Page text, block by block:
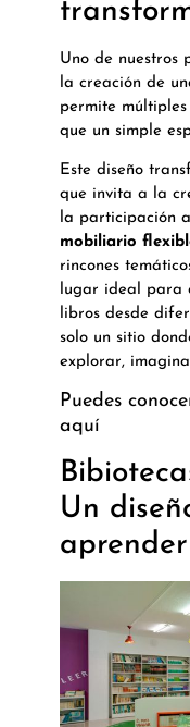
Uno de nuestros
la creación de
permite múltiples
que un simple
Este diseño
que invita a la
la participación
mobiliario
rincones
lugar ideal para
libros desde
solo un sitio
explorar,
Puedes
aquí
Un